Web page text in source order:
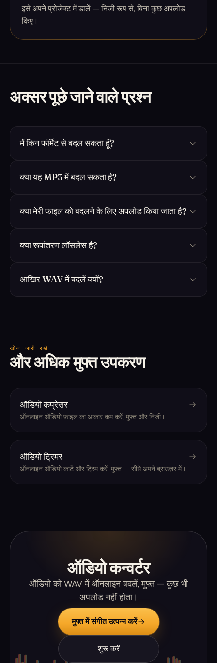
इसे अपने प्रोजेक्ट में डालें — निजी रूप से, बिना कुछ अपलोड
किए।
अक्सर पूछे जाने वाले प्रश्न
मैं किन फॉर्मेट से बदल सकता हूँ?
क्या यह MP3 में बदल सकता है?
क्या मेरी फाइल को बदलने के लिए अपलोड किया जाता है?
क्या रूपांतरण लॉसलेस है?
आखिर WAV में बदलें क्यों?
खोज जारी रखें
और अधिक मुफ्त उपकरण
ऑडियो कंप्रेसर
ऑनलाइन ऑडियो फ़ाइल का आकार कम करें, मुफ्त और निजी।
ऑडियो ट्रिमर
ऑनलाइन ऑडियो काटें और ट्रिम करें, मुफ्त — सीधे अपने ब्राउज़र में।
ऑडियो कन्वर्टर
ऑडियो को WAV में ऑनलाइन बदलें, मुफ्त — कुछ भी
अपलोड नहीं होता।
मुफ्त में संगीत उत्पन्न करें
शुरू करें